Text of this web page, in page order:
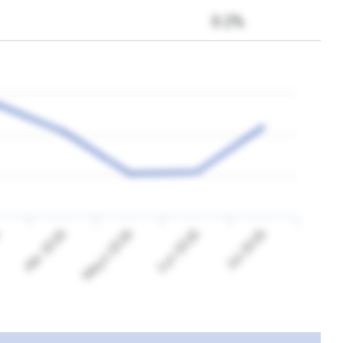
Abr 2026 Mayo 2026 Jun 2026 Jul 2026